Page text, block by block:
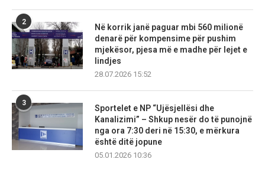
2
Në korrik janë paguar mbi 560 milionë
denarë për kompensime për pushim
mjekësor, pjesa më e madhe për lejet e
lindjes
28.07.2026 15:52
3
Sportelet e NP “Ujësjellësi dhe
Kanalizimi” – Shkup nesër do të punojnë
nga ora 7:30 deri në 15:30, e mërkura
është ditë jopune
05.01.2026 10:36